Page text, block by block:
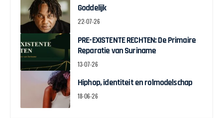
Goddelijk
22-07-26
PRE-EXISTENTE RECHTEN: De Primaire
Reparatie van Suriname
13-07-26
Hiphop, identiteit en rolmodelschap
18-06-26